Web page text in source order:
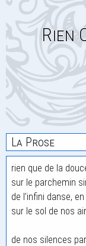
Rien
La Prose
rien que de la
sur le parchemin
de l’infini danse,
sur le sol de nos
de nos silences